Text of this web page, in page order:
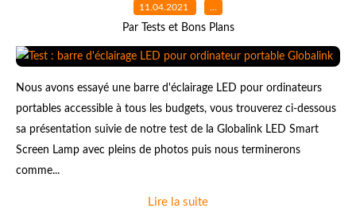
11.04.2021 …
Par Tests et Bons Plans
Nous avons essayé une barre d'éclairage LED pour ordinateurs
portables accessible à tous les budgets, vous trouverez ci-dessous
sa présentation suivie de notre test de la Globalink LED Smart
Screen Lamp avec pleins de photos puis nous terminerons
comme...
Lire la suite